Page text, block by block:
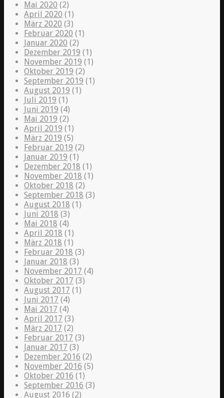
Mai 2020 (2)
April 2020 (1)
März 2020 (3)
Februar 2020 (1)
Januar 2020 (2)
Dezember 2019 (1)
November 2019 (1)
Oktober 2019 (2)
September 2019 (1)
August 2019 (1)
Juli 2019 (1)
Juni 2019 (4)
Mai 2019 (2)
April 2019 (1)
März 2019 (5)
Februar 2019 (2)
Januar 2019 (1)
Dezember 2018 (1)
November 2018 (1)
Oktober 2018 (2)
September 2018 (3)
August 2018 (1)
Juni 2018 (3)
Mai 2018 (4)
April 2018 (1)
März 2018 (1)
Februar 2018 (3)
Januar 2018 (3)
November 2017 (4)
Oktober 2017 (3)
August 2017 (1)
Juni 2017 (4)
Mai 2017 (4)
April 2017 (3)
März 2017 (2)
Februar 2017 (3)
Januar 2017 (3)
Dezember 2016 (2)
November 2016 (5)
Oktober 2016 (1)
September 2016 (3)
August 2016 (2)